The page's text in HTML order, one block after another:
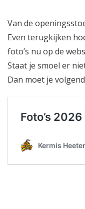
Van de
Even terugkijken
foto’s nu op de
Staat je smoel er
Dan moet je